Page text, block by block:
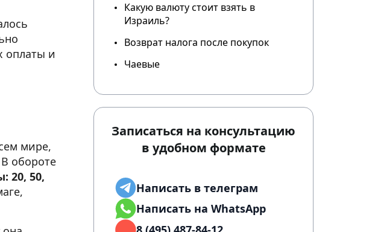
оплаты и
мире,
обороте
20, 50,
Какую валюту стоит взять в
Израиль?
Возврат налога после покупок
Чаевые
Записаться на консультацию
в удобном формате
Написать в телеграм
Написать на WhatsApp